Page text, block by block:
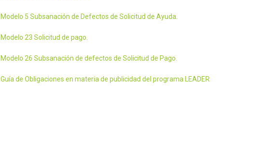
Modelo 5 Subsanación de Defectos de Solicitud de Ayuda.
Modelo 23 Solicitud de pago.
Modelo 26 Subsanación de defectos de Solicitud de Pago.
Guía de Obligaciones en materia de publicidad del programa LEADER